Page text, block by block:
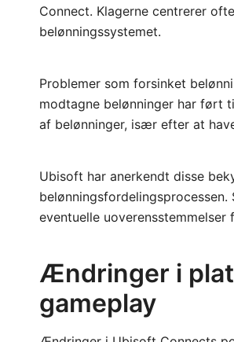
Connect. Klagerne centrerer
belønningssystemet.
Problemer som forsinket
modtagne belønninger har ført
af belønninger, især efter at
Ubisoft har anerkendt disse
eventuelle
Ændringer i
gameplay